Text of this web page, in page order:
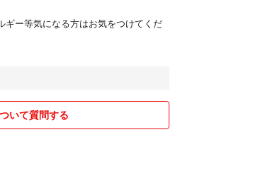
ー等気になる方はお気をつけてくだ
いて質問する